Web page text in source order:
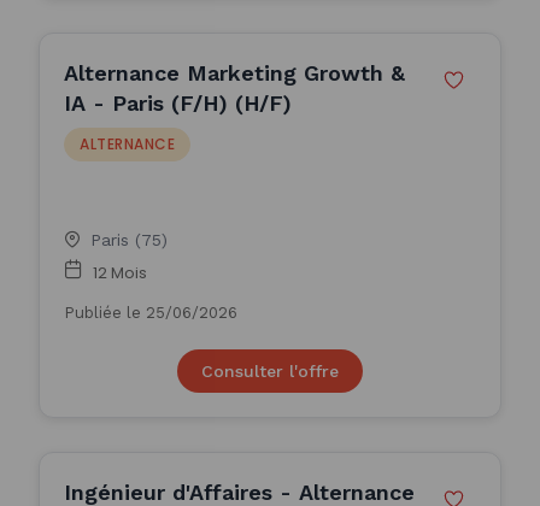
Alternance Marketing Growth &
IA - Paris (F/H) (H/F)
ALTERNANCE
Paris (75)
12 Mois
Publiée le 25/06/2026
Consulter l'offre
Ingénieur d'Affaires - Alternance